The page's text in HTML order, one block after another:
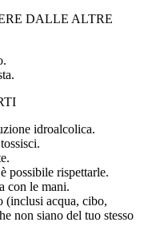
DALLE ALTRE
idroalcolica.
possibile rispettarle.
con le mani.
(inclusi acqua, cibo,
non siano del tuo stesso